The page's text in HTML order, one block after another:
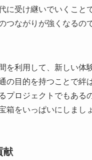
に受け継いでいくこと
つながりが強くなるの
を利用して、新しい
の目的を持つことで
プロジェクトでもある
箱をいっぱいにしまし
献